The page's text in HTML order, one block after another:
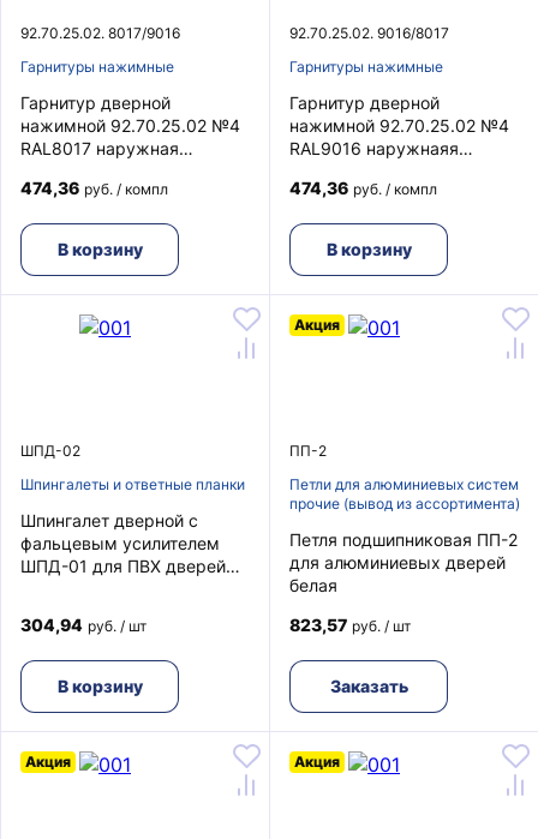
92.70.25.02. 8017/9016
Гарнитуры нажимные
Гарнитур дверной
нажимной 92.70.25.02 №4
RAL8017 наружная
часть ФУРАЛ
474,36 руб. / компл
В корзину
92.70.25.02. 9016/8017
Гарнитуры нажимные
Гарнитур дверной
нажимной 92.70.25.02 №4
RAL9016 наружнаяя
часть ФУРАЛ
474,36 руб. / компл
В корзину
ШПД-02
Шпингалеты и ответные планки
Шпингалет дверной с
фальцевым усилителем
ШПД-01 для ПВХ дверей
304,94 руб. / шт
В корзину
ПП-2
Петли для алюминиевых систем
прочие (вывод из ассортимента)
Акция
Петля подшипниковая ПП-2
для алюминиевых дверей
белая
823,57 руб. / шт
Заказать
Акция Акция